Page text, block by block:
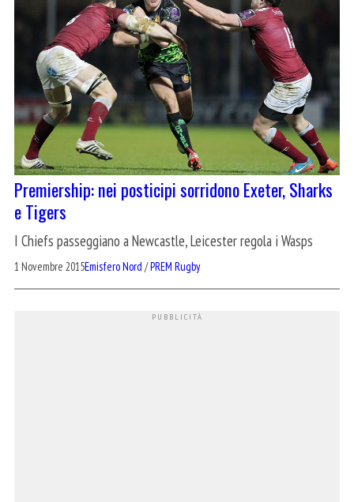
Premiership: nei posticipi sorridono Exeter, Sharks
e Tigers
I Chiefs passeggiano a Newcastle, Leicester regola i Wasps
1 Novembre 2015Emisfero Nord /PREM Rugby